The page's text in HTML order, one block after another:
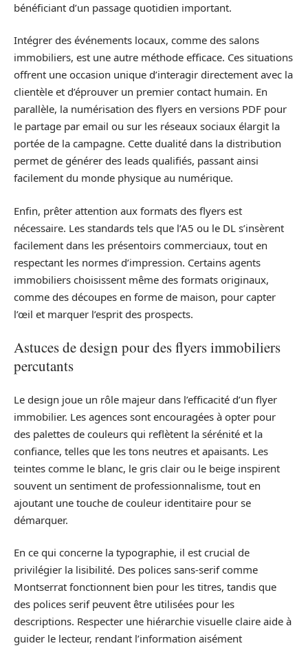
bénéficiant d’un passage quotidien important.
Intégrer des événements locaux, comme des salons
immobiliers, est une autre méthode efficace. Ces situations
offrent une occasion unique d’interagir directement avec la
clientèle et d’éprouver un premier contact humain. En
parallèle, la numérisation des flyers en versions PDF pour
le partage par email ou sur les réseaux sociaux élargit la
portée de la campagne. Cette dualité dans la distribution
permet de générer des leads qualifiés, passant ainsi
facilement du monde physique au numérique.
Enfin, prêter attention aux formats des flyers est
nécessaire. Les standards tels que l’A5 ou le DL s’insèrent
facilement dans les présentoirs commerciaux, tout en
respectant les normes d’impression. Certains agents
immobiliers choisissent même des formats originaux,
comme des découpes en forme de maison, pour capter
l’œil et marquer l’esprit des prospects.
Astuces de design pour des flyers immobiliers
percutants
Le design joue un rôle majeur dans l’efficacité d’un flyer
immobilier. Les agences sont encouragées à opter pour
des palettes de couleurs qui reflètent la sérénité et la
confiance, telles que les tons neutres et apaisants. Les
teintes comme le blanc, le gris clair ou le beige inspirent
souvent un sentiment de professionnalisme, tout en
ajoutant une touche de couleur identitaire pour se
démarquer.
En ce qui concerne la typographie, il est crucial de
privilégier la lisibilité. Des polices sans-serif comme
Montserrat fonctionnent bien pour les titres, tandis que
des polices serif peuvent être utilisées pour les
descriptions. Respecter une hiérarchie visuelle claire aide à
guider le lecteur, rendant l’information aisément